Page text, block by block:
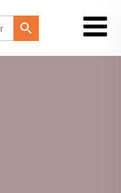
Search Button